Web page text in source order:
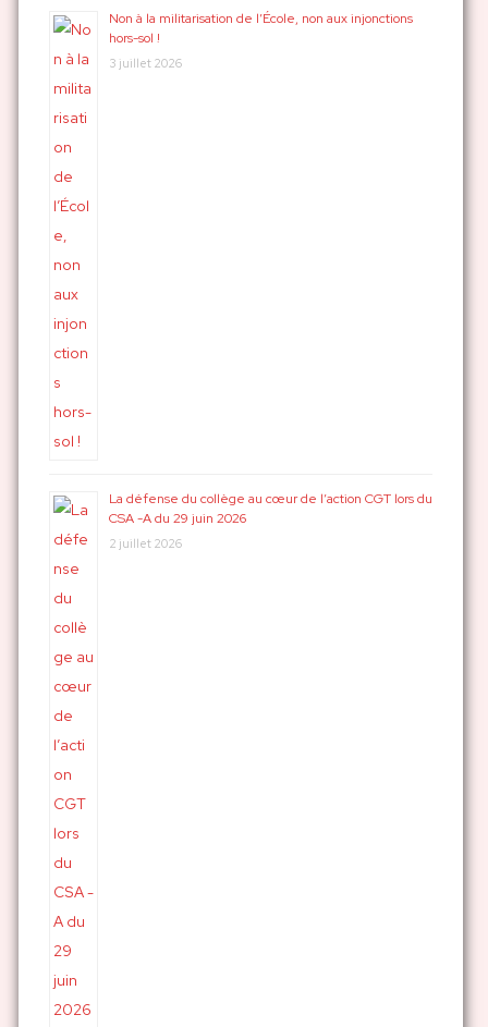
Non à la militarisation de l’École, non aux injonctions
hors-sol !
3 juillet 2026
La défense du collège au cœur de l’action CGT lors du
CSA -A du 29 juin 2026
2 juillet 2026